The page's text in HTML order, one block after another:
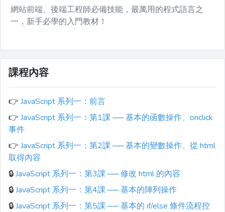
網站前端、後端工程師必備技能，最萬用的程式語言之
一，新手必學的入門教材！
課程內容
👉 JavaScript 系列一：前言
👉 JavaScript 系列一：第1課 ── 基本的函數操作、onclick
事件
👉 JavaScript 系列一：第2課 ── 基本的變數操作、從 html
取得內容
🔒JavaScript 系列一：第3課 ── 修改 html 的內容
🔒JavaScript 系列一：第4課 ── 基本的陣列操作
🔒JavaScript 系列一：第5課 ── 基本的 if/else 條件流程控